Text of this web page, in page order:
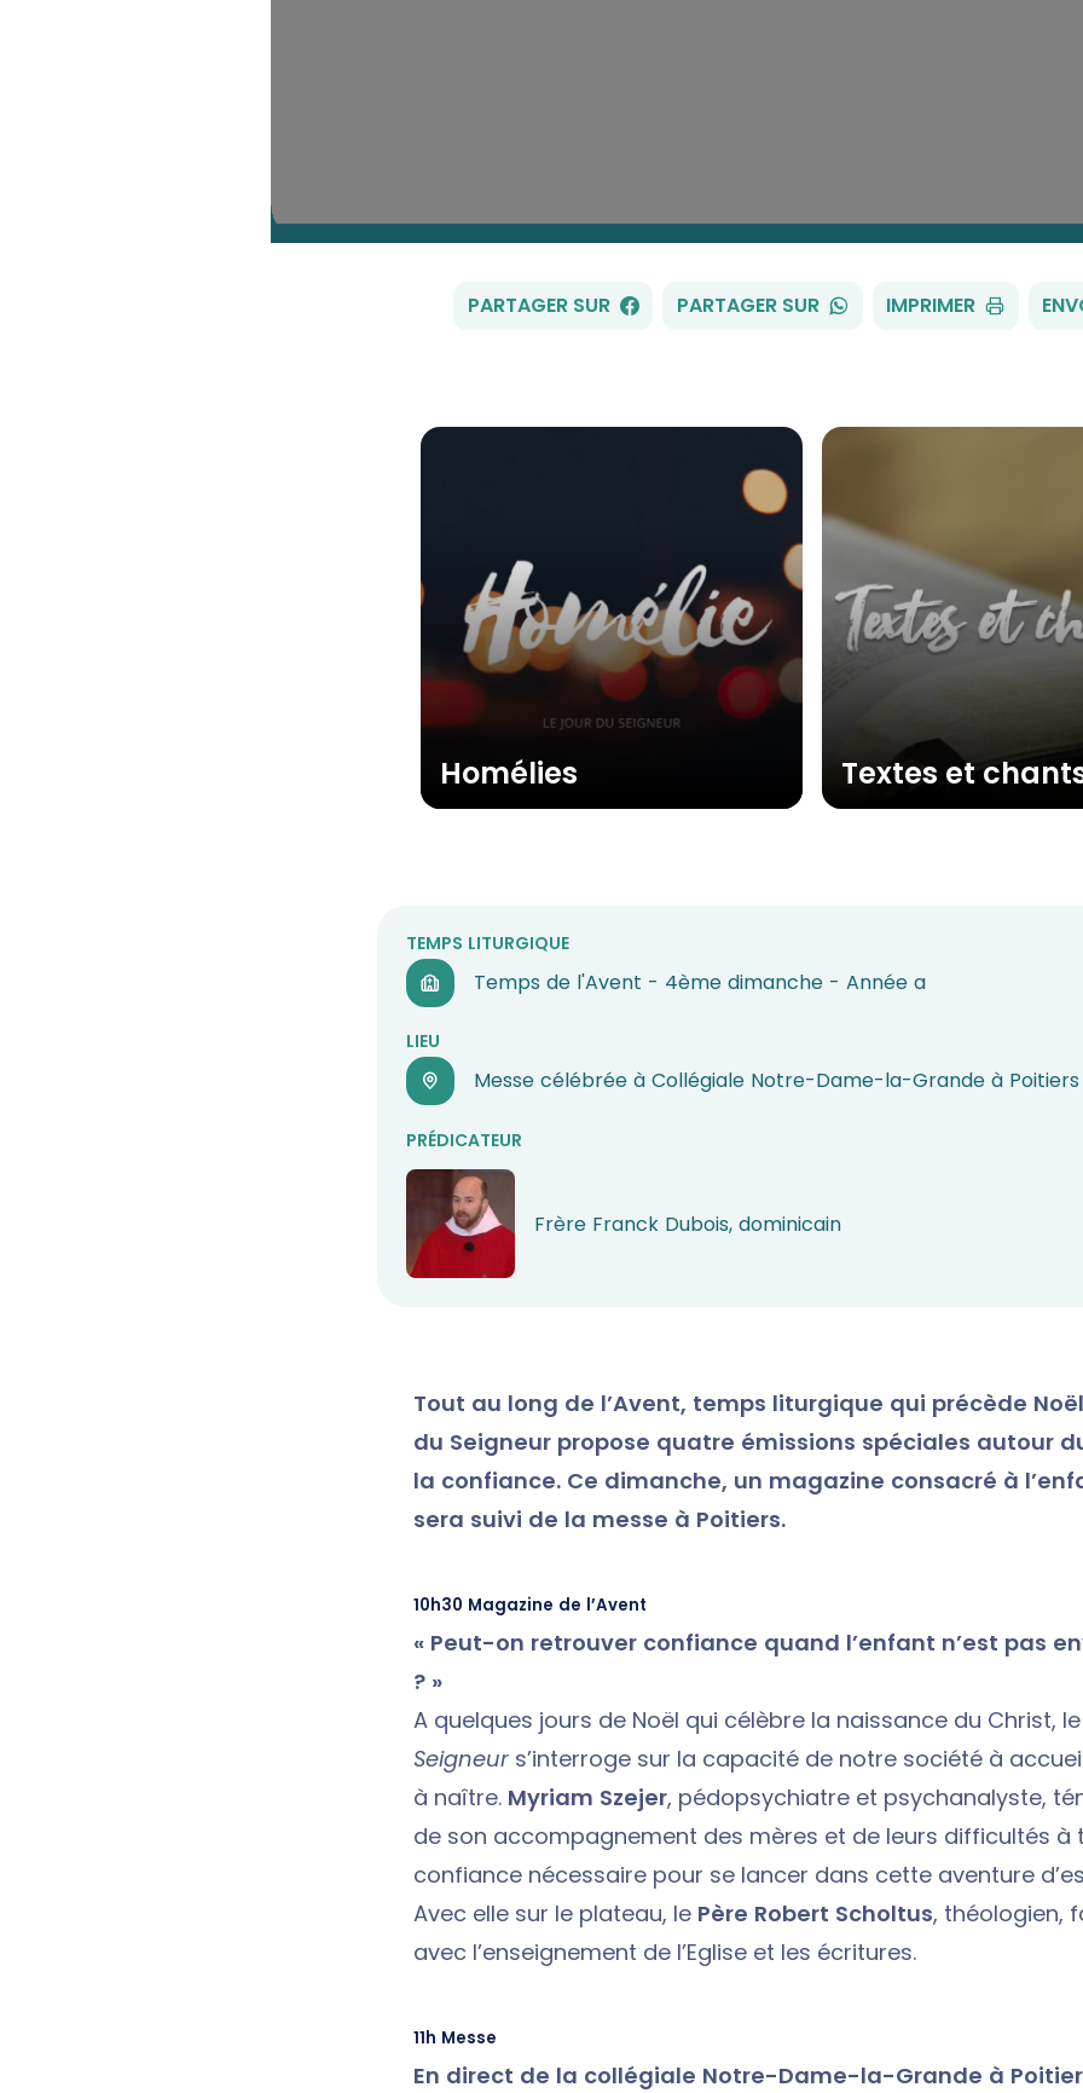
PARTAGER SUR FACEBOOK
PARTAGER SUR WHATSAPP
IMPRIMER
Homélies Textes et
TEMPS LITURGIQUE
Temps de l'Avent - 4ème dimanche - Année a
LIEU
Messe célébrée à Collégiale Notre-Dame-la-Grande à Poitiers
PRÉDICATEUR
Frère Franck Dubois, dominicain
Tout au long de l’Avent, temps liturgique qui précède
du Seigneur propose quatre émissions spéciales autour
la confiance. Ce dimanche, un magazine consacré à
sera suivi de la messe à Poitiers.
10h30 Magazine de l’Avent
« Peut-on retrouver confiance quand l’enfant n’est pas
? »
A quelques jours de Noël qui célèbre la naissance du Christ,
Seigneur s’interroge sur la capacité de notre société à
à naître. Myriam Szejer, pédopsychiatre et psychanalyste,
de son accompagnement des mères et de leurs difficultés à
confiance nécessaire pour se lancer dans cette aventure
Avec elle sur le plateau, le Père Robert Scholtus, théologien,
avec l’enseignement de l’Eglise et les écritures.
11h Messe
En direct de la collégiale Notre-Dame-la-Grande à